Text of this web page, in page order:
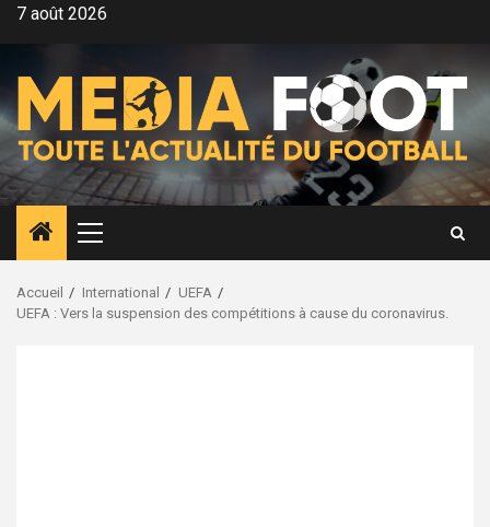
Aller7 août 2026
Menu
principal
Accueil International
UEFA
UEFA : Vers la suspension des compétitions à cause du coronavirus.